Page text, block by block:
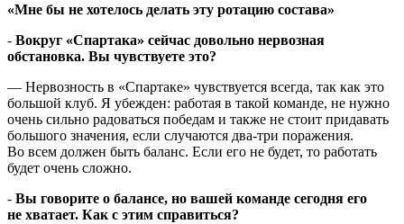
«Мне бы не хотелось делать эту ротацию состава»
- Вокруг «Спартака» сейчас довольно нервозная
обстановка. Вы чувствуете это?
— Нервозность в «Спартаке» чувствуется всегда, так как это
большой клуб. Я убежден: работая в такой команде, не нужно
очень сильно радоваться победам и также не стоит придавать
большого значения, если случаются два-три поражения.
Во всем должен быть баланс. Если его не будет, то работать
будет очень сложно.
- Вы говорите о балансе, но вашей команде сегодня его
не хватает. Как с этим справиться?